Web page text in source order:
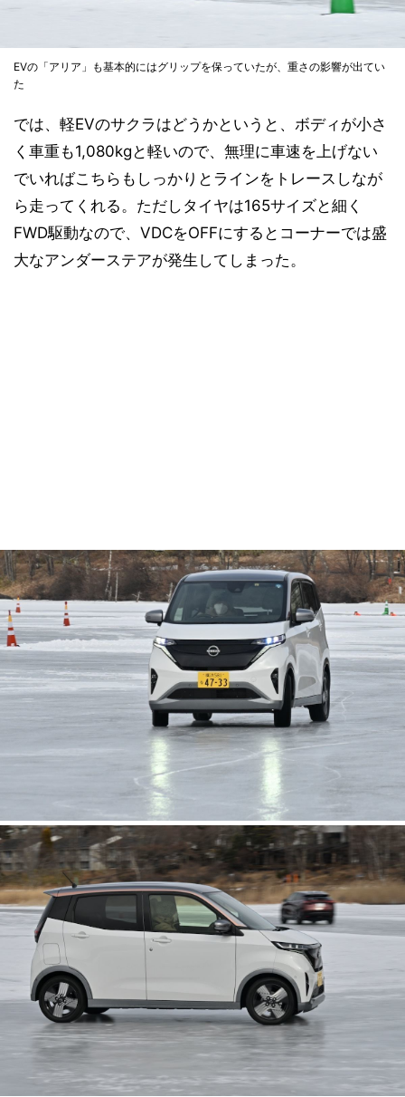
EVの「アリア」も基本的にはグリップを保っていたが、重さの影響が出てい
た
では、軽EVのサクラはどうかというと、ボディが小さ
く車重も1,080kgと軽いので、無理に車速を上げない
でいればこちらもしっかりとラインをトレースしなが
ら走ってくれる。ただしタイヤは165サイズと細く
FWD駆動なので、VDCをOFFにするとコーナーでは盛
大なアンダーステアが発生してしまった。